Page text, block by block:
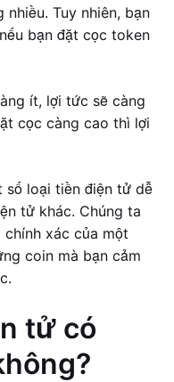
Tuy nhiên, bạn
bạn đặt cọc token
ít, lợi tức sẽ càng
cọc càng cao thì lợi
số loại tiền điện tử dễ
tử khác. Chúng ta
xác của một
coin mà bạn cảm
tử có